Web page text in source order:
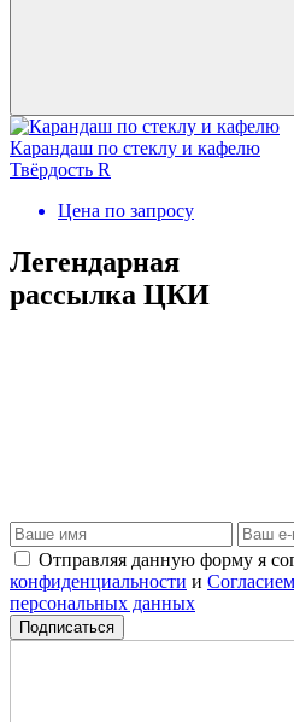
Карандаш по стеклу и кафелю
Твёрдость R
Цена по запросу
Легендарная
рассылка ЦКИ
Отправляя данную форму я
конфиденциальности и
персональных данных
Подписаться